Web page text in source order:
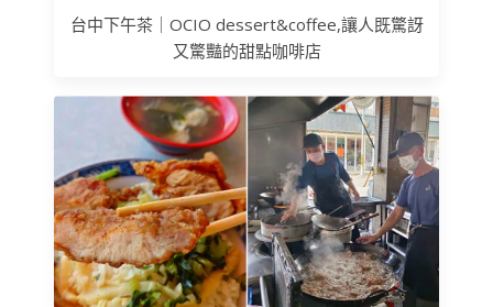
台中下午茶｜OCIO dessert&coffee,讓人既驚訝
又驚豔的甜點咖啡店